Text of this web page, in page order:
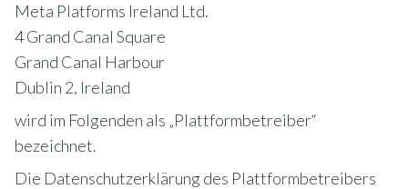
Meta Platforms Ireland Ltd.
4 Grand Canal Square
Grand Canal Harbour
Dublin 2, Ireland
wird im Folgenden als „Plattformbetreiber“
bezeichnet.
Die Datenschutzerklärung des Plattformbetreibers